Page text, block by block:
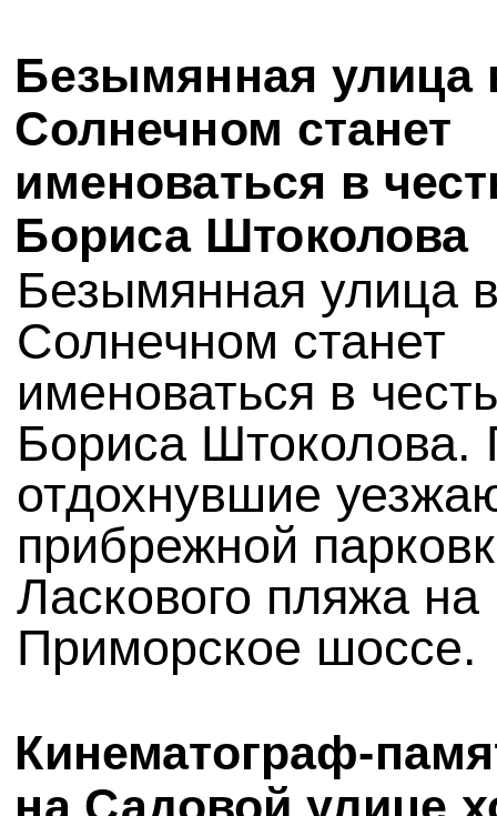
Безымянная улица
Солнечном станет
именоваться в
Бориса Штоколова
Безымянная улица
Солнечном станет
именоваться в честь
Бориса Штоколова.
отдохнувшие
прибрежной
Ласкового пляжа на
Приморское шоссе.
Кинематограф-